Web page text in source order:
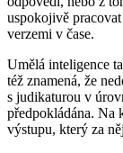
uspokojivě
verzemi v čase.
Umělá inteligence
též znamená, že
s judikaturou v
předpokládána. Na
výstupu, který za